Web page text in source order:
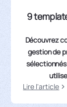
9
Découvrez
gestion de
Lire l'article